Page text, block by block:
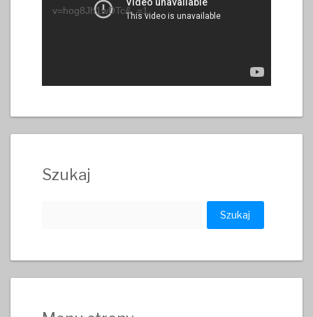
v=hog8Jh1wDTc&_=1
Szukaj